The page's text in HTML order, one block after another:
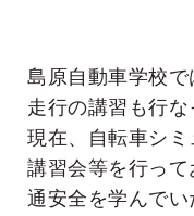
島原自動車学校
走行の講習も行な
現在、自転車シ
講習会等を行っ
通安全を学んでい